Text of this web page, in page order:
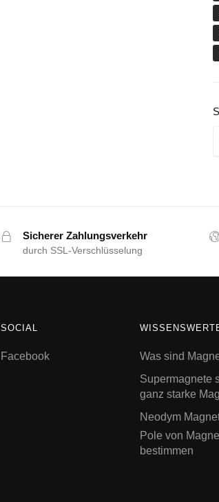
Sicherer Zahlungsverkehr
durch SSL-Verschlüsselung
SOCIAL
Facebook
Was sind
Supermagnete
ganz starke
Neodym
Pole von
bestimmen